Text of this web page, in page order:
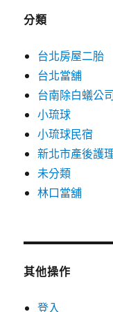
分類
台北房屋二胎
台北當舖
台南除白蟻公
小琉球
小琉球民宿
新北市產後護
未分類
林口當舖
其他操作
登入